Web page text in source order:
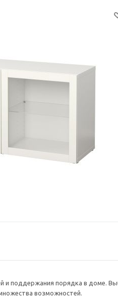
и поддержания порядка в доме.
возможностей.